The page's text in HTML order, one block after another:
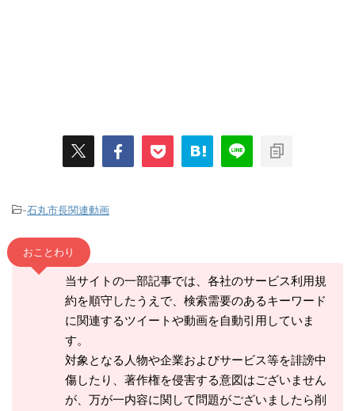
-石丸市長関連動画
おことわり
当サイトの一部記事では、各社のサービス利用規
約を順守したうえで、検索需要のあるキーワード
に関連するツイートや動画を自動引用していま
す。
対象となる人物や企業およびサービス等を誹謗中
傷したり、著作権を侵害する意図はございません
が、万が一内容に関して問題がございましたら削